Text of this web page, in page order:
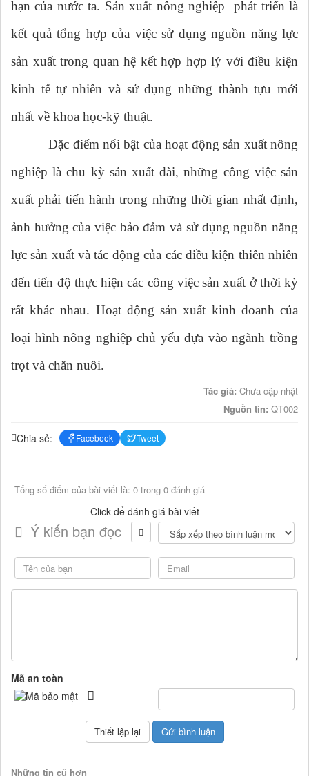
hạn của nước ta. Sản xuất nông nghiệp phát triển là
kết quả tổng hợp của việc sử dụng nguồn năng lực
sản xuất trong quan hệ kết hợp hợp lý với điều kiện
kinh tế tự nhiên và sử dụng những thành tựu mới
nhất về khoa học-kỹ thuật.
Đặc điểm nổi bật của hoạt động sản xuất nông
nghiệp là chu kỳ sản xuất dài, những công việc sản
xuất phải tiến hành trong những thời gian nhất định,
ảnh hưởng của việc bảo đảm và sử dụng nguồn năng
lực sản xuất và tác động của các điều kiện thiên nhiên
đến tiến độ thực hiện các công việc sản xuất ở thời kỳ
rất khác nhau. Hoạt động sản xuất kinh doanh của
loại hình nông nghiệp chủ yếu dựa vào ngành trồng
trọt và chăn nuôi.
Tác giả: Chưa cập nhật
Nguồn tin: QT002
Chia sẻ: Facebook Tweet
Tổng số điểm của bài viết là: 0 trong 0 đánh giá
Click để đánh giá bài viết
Ý kiến bạn đọc
Mã an toàn
Những tin cũ hơn